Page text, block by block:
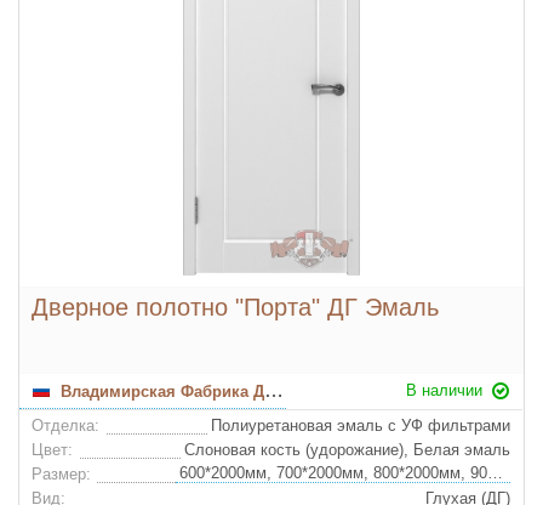
Дверное полотно "Порта" ДГ Эмаль
Владимирская Фабрика Дверей
В наличии
Отделка:
Полиуретановая эмаль с УФ фильтрами
Цвет:
Слоновая кость (удорожание), Белая эмаль
Размер:
600*2000мм, 700*2000мм, 800*2000мм, 900*2000мм
Вид:
Глухая (ДГ)